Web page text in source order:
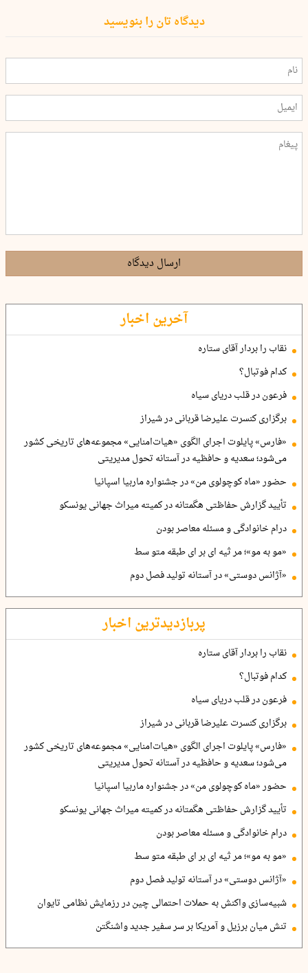
دیدگاه تان را بنویسید
ارسال دیدگاه
آخرین اخبار
نقاب را بردار آقای ستاره
کدام فوتبال؟
فرعون در قلب دریای سیاه
برگزاری کنسرت علیرضا قربانی در شیراز
«فارس» پایلوت اجرای الگوی «هیات‌امنایی» مجموعه‌های تاریخی کشور
می‌شود؛ سعدیه و حافظیه در آستانه تحول مدیریتی
حضور «ماه کوچولوی من» در جشنواره ماربیا اسپانیا
تأیید گزارش حفاظتی هگمتانه در کمیته میراث جهانی یونسکو
درام خانوادگی و مسئله معاصر بودن
«مو به مو»؛ مر ثیه ای بر ای طبقه متو سط
«آژانس دوستی» در آستانه تولید فصل دوم
پربازدیدترین اخبار
نقاب را بردار آقای ستاره
کدام فوتبال؟
فرعون در قلب دریای سیاه
برگزاری کنسرت علیرضا قربانی در شیراز
«فارس» پایلوت اجرای الگوی «هیات‌امنایی» مجموعه‌های تاریخی کشور
می‌شود؛ سعدیه و حافظیه در آستانه تحول مدیریتی
حضور «ماه کوچولوی من» در جشنواره ماربیا اسپانیا
تأیید گزارش حفاظتی هگمتانه در کمیته میراث جهانی یونسکو
درام خانوادگی و مسئله معاصر بودن
«مو به مو»؛ مر ثیه ای بر ای طبقه متو سط
«آژانس دوستی» در آستانه تولید فصل دوم
شبیه‌سازی واکنش به حملات احتمالی چین در رزمایش نظامی تایوان
تنش میان برزیل و آمریکا بر سر سفیر جدید واشنگتن